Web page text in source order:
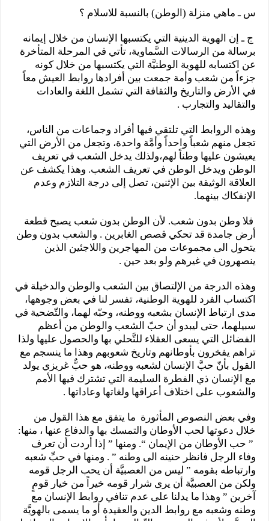
س ـ ماهي منزلة (الوطن) بالنسبة للاسلام ؟
ج ـ إن الهوية الدينية التي يكتسبها الإنسان من خلال إيمانه
برسالة من الرسالات السَّماوية، تأتي في المرحلة المتأخرة
عن اكتسابه للهوية الوطنيَّة التي يكتسبها من خلال كونه
جزءاً من شعب وأمة جمعت بين أفرادها روابط العيش معاً
في الأرض والتاريخ والثقافة التي تشمل اللغة والعادات
والتقاليد والتجارب .
وهذه الروابط التي تلتقي فيها أفراد وجماعات من الناس،
تجعل منهم شعباً واحداً وأمَّة واحدة، وتجعل من الأرض التي
يعيشون عليها وطناً لهم،ولذلك يدخل الشعب في تعريف
الوطن ويدخل الوطن في تعريف الشعب. وهذا يكشف عن
العلاقة الوثيقة بين الإثنين، تصل إلى درجة التلازم وعدم
الإنفكاك بينهما.
فلا وطن بدون شعب. لأن الوطن بدون شعب يصبح قطعة
أرض جامدة قد تحكي قصص الغابرين . والشعب بدون وطن
يتحول الى مجموعات من المهاجرين واللاجئين الذين
ينصهرون في غيرهم ولو بعد حين .
وهذه الدرجة من الإلتصاق بين الشعب والوطن والدخيلة في
اكتساب الفرد للهوية الوطنية، تفسر لنا في بعض وجوهها،
مدى ارتباط الإنسان بشعبه ووطنه، وحبّه لهما، والتّضحية في
سبيلهما، حتى ليبدو أن حبّ الشعب والوطن من أعظم
الفضائل التي يسعى العقلاء للتَّحلي بها والحصول عليها ولذا
تراهم يفخرون بأوطانهم وتاريخ شعوبهم وهذا ما ينسجم مع
القول بأنّ حبَّ الإنسان لشعبه ووطنه، هو حبٌّ غريزي يولد
مع الإنسان ذي الفطرة السليمة التي تشترك فيها الأمم
والشعوب على اختلاف أعراقها ولغاتها وعاداتها .
وفي بعض النصوص المأثورة ما يتفق مع هذا القول من
خلال دعوتها لحب الأوطان والتمسك بها والدفاع عنها ، منها:
” حب الأوطان من الإيمان “. ومنها ” إذا أردت أن تعرف
وفاء الرجل فانظر حنينه الى وطنه ” . ومنها في حبِّ شعبه
وارتباطه بقومه ” ليس من العصبيَّة أن يحب الرجل قومه
ولكن من العصبيَّة أن يرى شرار قومه خيراً من خيار قومٍ
آخرين ” وهذا ما يدلنا على عدم تنافي روابط الإنسان مع
وطنه وشعبه مع روابط الدين والعقيدة أو ما يسمى بالهويَّة